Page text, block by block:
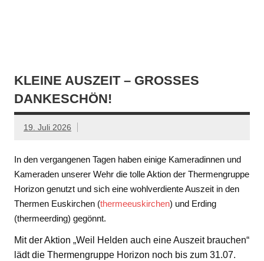
KLEINE AUSZEIT – GROSSES D
ANKESCHÖN!
19. Juli 2026
In den vergangenen Tagen haben einige Kameradinnen und
Kameraden unserer Wehr die tolle Aktion der Thermengruppe
Horizon genutzt und sich eine wohlverdiente Auszeit in den
Thermen Euskirchen (thermeeuskirchen) und Erding
(thermeerding) gegönnt.
Mit der Aktion „Weil Helden auch eine Auszeit brauchen“
lädt die Thermengruppe Horizon noch bis zum 31.07.